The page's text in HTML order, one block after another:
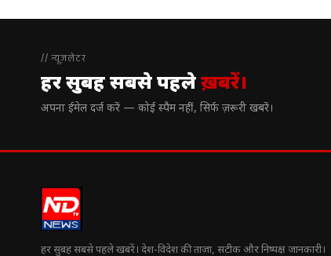
// न्यूज़लेटर
हर सुबह सबसे पहलेख़बरें।
अपना ईमेल दर्ज करें — कोई स्पैम नहीं, सिर्फ ज़रूरी खबरें।
हर सुबह सबसे पहले खबरें। देश-विदेश की ताज़ा, सटीक और निष्पक्ष जानकारी।